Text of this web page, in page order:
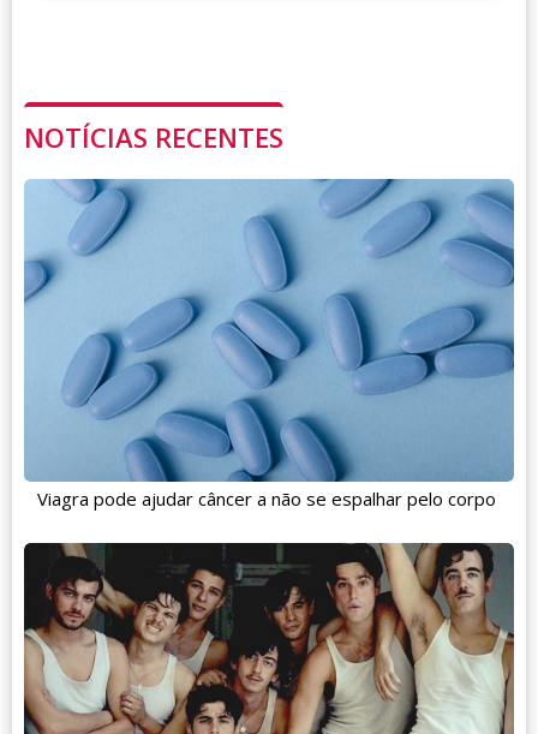
NOTÍCIAS RECENTES
Viagra pode ajudar câncer a não se espalhar pelo corpo